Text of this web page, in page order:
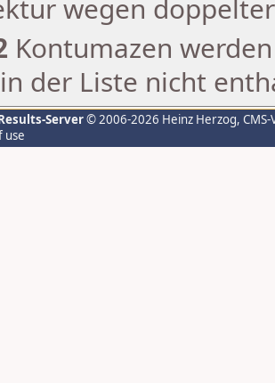
wegen
Kontumazen
der Liste nicht
Server© 2006-2026 Heinz Herzog,
use